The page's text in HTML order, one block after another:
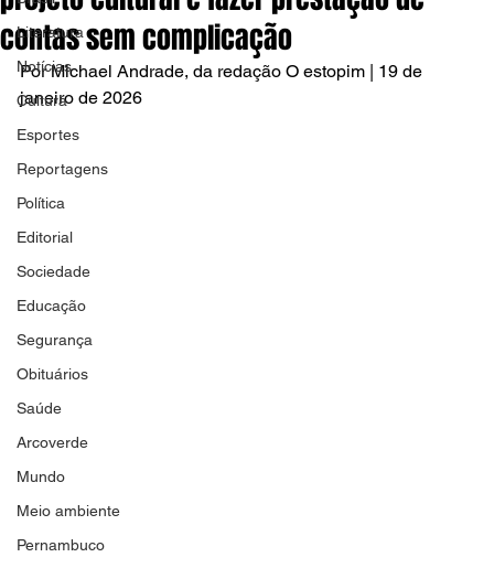
Literatura
Notícias
Cultura
Esportes
Reportagens
Política
Editorial
Sociedade
Educação
Segurança
Obituários
Saúde
Arcoverde
Mundo
Meio ambiente
Pernambuco
contas sem complicação
Por Michael Andrade, da redação O estopim | 19 de
janeiro de 2026